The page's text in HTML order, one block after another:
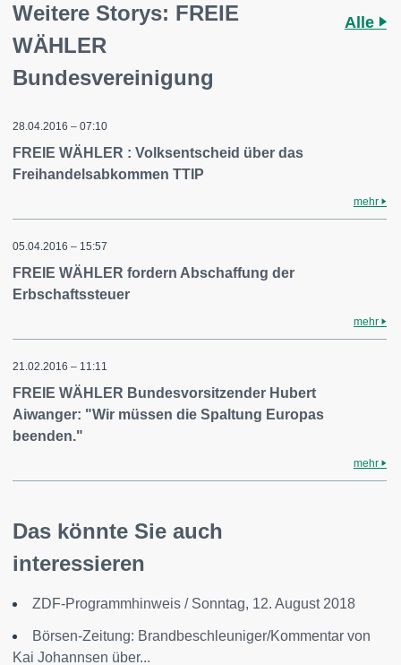
Weitere Storys: FREIE
WÄHLER
Bundesvereinigung
Alle
28.04.2016 – 07:10
FREIE WÄHLER : Volksentscheid über das
Freihandelsabkommen TTIP
mehr
05.04.2016 – 15:57
FREIE WÄHLER fordern Abschaffung der
Erbschaftssteuer
mehr
21.02.2016 – 11:11
FREIE WÄHLER Bundesvorsitzender Hubert
Aiwanger: "Wir müssen die Spaltung Europas
beenden."
mehr
Das könnte Sie auch
interessieren
ZDF-Programmhinweis / Sonntag, 12. August 2018
Börsen-Zeitung: Brandbeschleuniger/Kommentar von
Kai Johannsen über...